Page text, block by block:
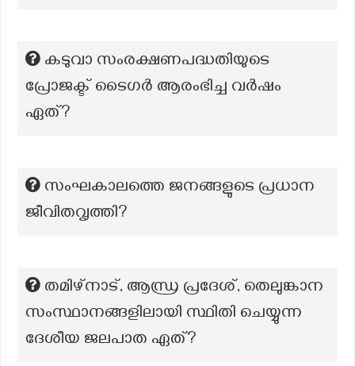
കടുവാ സംരക്ഷണപദ്ധതിയുടെ
പ്രോജക്ട് ടൈഗർ ആരംഭിച്ച വർഷം
ഏത്?
സംഘകാലത്തെ ജനങ്ങളുടെ പ്രധാന
ജീവിതവൃത്തി?
തമിഴ്നാട്, ആന്ധ്ര പ്രദേശ്, തെലുങ്കാന
സംസ്ഥാനങ്ങളിലായി സ്ഥിതി ചെയ്യുന്ന
ദേശീയ ജലപാത ഏത്?